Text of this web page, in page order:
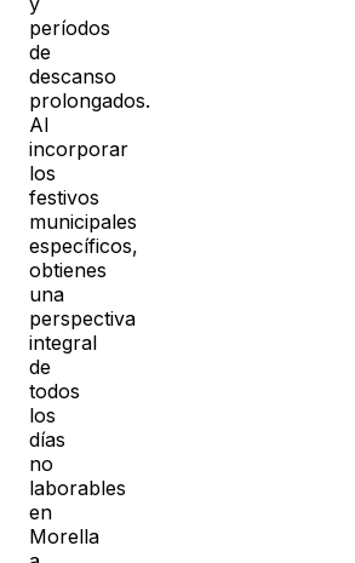
períodos
de
descanso
prolongados.
Al
incorporar
los
festivos
municipales
específicos,
obtienes
una
perspectiva
integral
de
todos
los
días
no
laborables
en
Morella